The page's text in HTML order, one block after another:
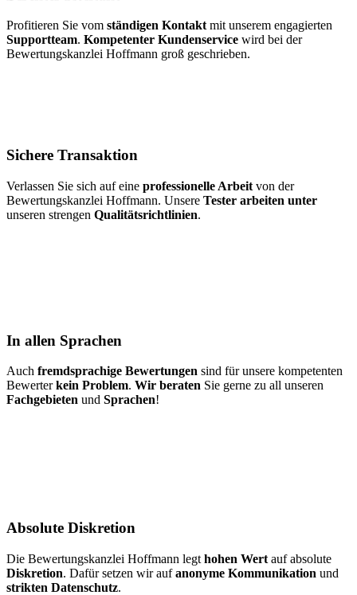
Profitieren Sie vom ständigen Kontaktmit unserem engagierten
Supportteam. Kompetenter Kundenservice wird bei der
Bewertungskanzlei Hoffmann groß geschrieben.
Sichere Transaktion
Verlassen Sie sich auf eine professionelle Arbeit von der
Bewertungskanzlei Hoffmann. Unsere Tester arbeiten unter
unseren strengen Qualitätsrichtlinien.
In allen Sprachen
Auch fremdsprachige Bewertungen sind für unsere kompetenten
Bewerterkein Problem. Wir beraten Sie gerne zu all unseren
Fachgebieten und Sprachen!
Absolute Diskretion
Die Bewertungskanzlei Hoffmann legt hohen Wert auf absolute
Diskretion. Dafür setzen wir aufanonyme Kommunikation und
strikten Datenschutz.